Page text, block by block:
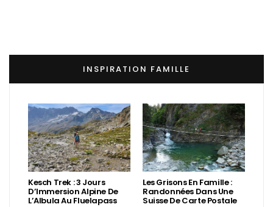
INSPIRATION FAMILLE
Kesch Trek : 3 Jours
D’Immersion Alpine De
L’Albula Au Fluelapass
Les Grisons En Famille :
Randonnées Dans Une
Suisse De Carte Postale